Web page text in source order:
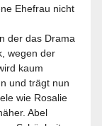
Ehefrau nicht
der das Drama
wegen der
kaum
und trägt nun
wie Rosalie
Abel